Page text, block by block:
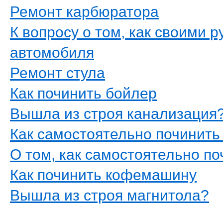
Ремонт карбюратора
К вопросу о том, как своими
автомобиля
Ремонт стула
Как починить бойлер
Вышла из строя
Как самостоятельно
О том, как самостоятельно
Как починить кофемашину
Вышла из строя магнитола?